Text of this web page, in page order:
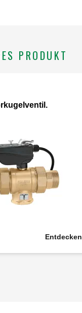
PRODUKT
Entdecken